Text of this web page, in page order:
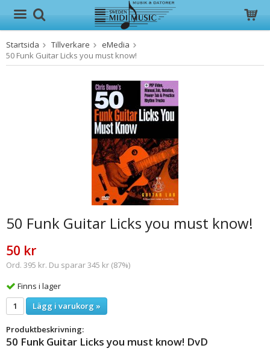
Produkten har blivit tillagd i varukorgen
Startsida Tillverkare
eMedia
50 Funk Guitar Licks you must know!
50 Funk Guitar Licks you must know!
50 kr
Ord. 395 kr. Du sparar 345 kr (87%)
Finns i lager
Lägg i varukorg »
Produktbeskrivning:
50 Funk Guitar Licks you must know! DvD